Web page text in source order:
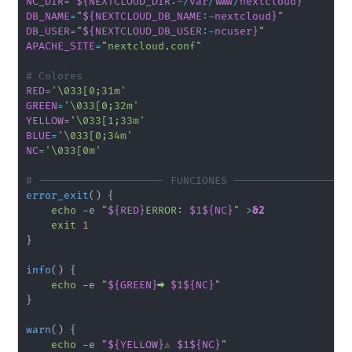
DB_NAME="${NEXTCLOUD_DB_NAME :-nextcloud}"
DB_USER="${NEXTCLOUD_DB_USER:-ncuser}"
APACHE_SITE="nextcloud.conf"
# Colores
RED= '\033[0;31m'
GREEN= '\033[0;32m'
YELLOW= '\033[1;33m'
BLUE= '\033[0;34m'
NC= '\033[0m'
# -------------------- FUNCIONES
error_exit( )
{
echo -e "${RED}ERROR: $1${NC}" >&2
exit
1
}
info( )
{
echo -e "${GREEN}➡️ $1${NC}"
}
warn( )
{
echo -e "${YELLOW}⚠️ $1${NC}"